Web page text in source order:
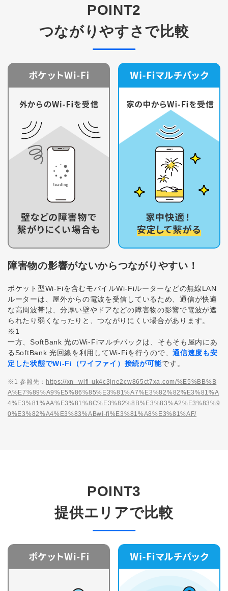
POINT2
つながりやすさで比較
障害物の影響がないからつながりやすい！
ポケット型Wi-Fiを含むモバイルWi-Fiルーターなどの無線LAN
ルーターは、屋外からの電波を受信しているため、通信が快適
な高周波帯は、分厚い壁やドアなどの障害物の影響で電波が遮
られたり弱くなったりと、つながりにくい場合があります。
※1
一方、SoftBank 光のWi-Fiマルチパックは、そもそも屋内にあ
るSoftBank 光回線を利用してWi-Fiを行うので、通信速度も安
定した状態でWi-Fi（ワイファイ）接続が可能です。
※1 参照先： https://xn--wifi-uk4c3jne2cw865ct7xa.com/%E5%BB%B
A%E7%89%A9%E5%86%85%E3%81%A7%E3%82%82%E3%81%A
4%E3%81%AA%E3%81%8C%E3%82%8B%E3%83%A2%E3%83%9
0%E3%82%A4%E3%83%ABwi-fi%E3%81%A8%E3%81%AF/
POINT3
提供エリアで比較